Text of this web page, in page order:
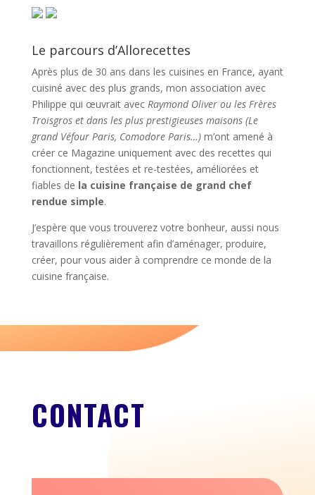
Le parcours d’Allorecettes
Après plus de 30 ans dans les cuisines en France, ayant
cuisiné avec des plus grands, mon association avec
Philippe qui œuvrait avec Raymond Oliver ou les Frères
Troisgros et dans les plus prestigieuses maisons (Le
grand Véfour Paris, Comodore Paris…)m’ont amené à
créer ce Magazine uniquement avec des recettes qui
fonctionnent, testées et re-testées, améliorées et
fiables de la cuisine française de grand chef
rendue simple.
J’espère que vous trouverez votre bonheur, aussi nous
travaillons régulièrement afin d’aménager, produire,
créer, pour vous aider à comprendre ce monde de la
cuisine française.
CONTACT